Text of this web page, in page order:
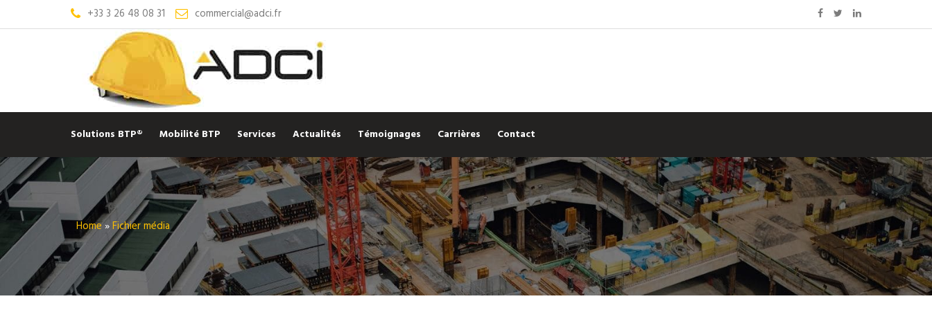
+33 3 26 48 08 31 commercial@adci.fr
Solutions BTP® Mobilité BTP Services Actualités Témoignages Carrières Contact
Home»Fichier média